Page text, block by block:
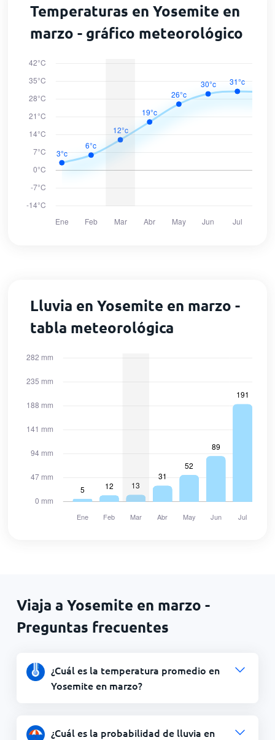
Temperaturas en Yosemite en
marzo - gráfico meteorológico
Lluvia en Yosemite en marzo -
tabla meteorológica
Viaja a Yosemite en marzo -
Preguntas frecuentes
¿Cuál es la temperatura promedio en
Yosemite en marzo?
¿Cuál es la probabilidad de lluvia en